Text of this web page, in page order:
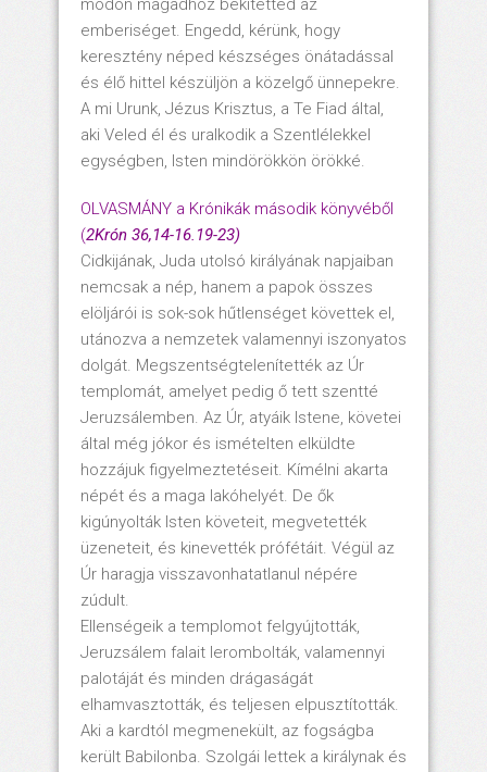
módon magadhoz békítetted az
emberiséget. Engedd, kérünk, hogy
keresztény néped készséges önátadással
és élő hittel készüljön a közelgő ünnepekre.
A mi Urunk, Jézus Krisztus, a Te Fiad által,
aki Veled él és uralkodik a Szentlélekkel
egységben, Isten mindörökkön örökké.
OLVASMÁNY a Krónikák második könyvéből
(2Krón 36,14-16.19-23)
Cidkijának, Juda utolsó királyának napjaiban
nemcsak a nép, hanem a papok összes
elöljárói is sok-sok hűtlenséget követtek el,
utánozva a nemzetek valamennyi iszonyatos
dolgát. Megszentségtelenítették az Úr
templomát, amelyet pedig ő tett szentté
Jeruzsálemben. Az Úr, atyáik Istene, követei
által még jókor és ismételten elküldte
hozzájuk figyelmeztetéseit. Kímélni akarta
népét és a maga lakóhelyét. De ők
kigúnyolták Isten követeit, megvetették
üzeneteit, és kinevették prófétáit. Végül az
Úr haragja visszavonhatatlanul népére
zúdult.
Ellenségeik a templomot felgyújtották,
Jeruzsálem falait lerombolták, valamennyi
palotáját és minden drágaságát
elhamvasztották, és teljesen elpusztították.
Aki a kardtól megmenekült, az fogságba
került Babilonba. Szolgái lettek a királynak és